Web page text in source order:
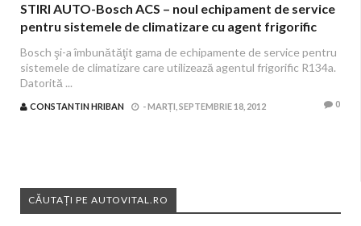
STIRI AUTO-Bosch ACS – noul echipament de service
pentru sistemele de climatizare cu agent frigorific
Bosch şi-a îmbunătăţit gama de echipamente de service pentru
sistemele de climatizare care utilizează agentul frigorific R134a.
Datorită ...
CONSTANTIN HRIBAN -MARȚI, SEPTEMBRIE 18, 2012 0
CĂUTAȚI PE AUTOVITAL.RO